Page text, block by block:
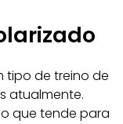
tipo de treino de
atualmente.
que tende para